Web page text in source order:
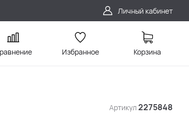
Личный кабинет
Избранное Корзина
Артикул 2275848